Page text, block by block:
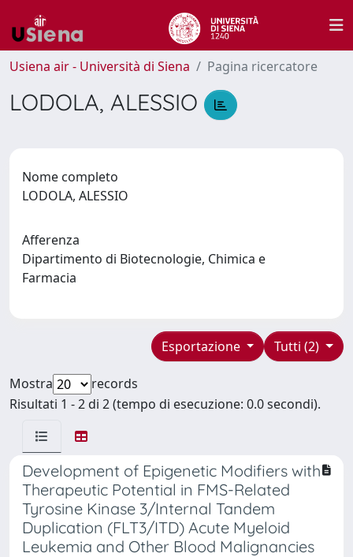
Usiena air - Università di Siena Pagina ricercatore
LODOLA, ALESSIO
Nome completo
LODOLA, ALESSIO
Afferenza
Dipartimento di Biotecnologie, Chimica e
Farmacia
Tutti (2)
Esportazione
Mostra
records
Risultati 1 - 2 di 2 (tempo di esecuzione: 0.0 secondi).
Development of Epigenetic Modifiers with
Therapeutic Potential in FMS-Related
Tyrosine Kinase 3/Internal Tandem
Duplication (FLT3/ITD) Acute Myeloid
Leukemia and Other Blood Malignancies